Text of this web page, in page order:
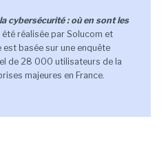
cybersécurité : où en sont les
réalisée par Solucom et
est basée sur une enquête
de 28 000 utilisateurs de la
majeures en France.